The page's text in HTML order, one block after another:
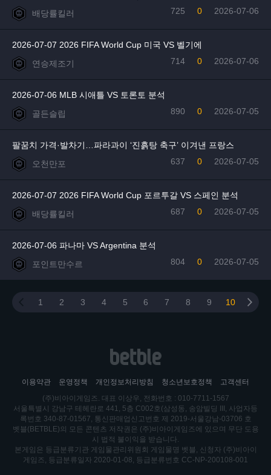
배당률킬러
2026-07-06
0
725
2026-07-07 2026 FIFA World Cup 미국 VS 벨기에
연승제조기
2026-07-06
0
714
2026-07-06 MLB 시애틀 VS 토론토 분석
골든슬립
2026-07-05
0
890
팔꿈치 가격·발차기…파라과이 ‘진흙탕 축구’ 이겨낸 프랑스
오천만포
2026-07-05
0
637
2026-07-07 2026 FIFA World Cup 포르투갈 VS 스페인 분석
배당률킬러
2026-07-05
0
687
2026-07-06 파나마 VS Argentina 분석
포인트만수르
2026-07-05
0
804
1 2 3 4 5 6 7 8 9 10
이용약관 운영정책 개인정보처리방침 청소년보호정책
고객센터
(주)비아이게임즈. 대표 이상우, 전화번호 : 010-7711-1567
서울특별시 강남구 테헤란로 441, 5층 C002호(삼성동, 송암빌딩 III, 사업자등
록번호 340-87-01567, 통신판매업신고번호 제 2019-서울강남-03706 호
벳블(BETBLE)의 모든 콘텐츠 저작권은 (주)비아이게임즈에 있으며 무단 도용
시 법적 불이익을 받습니다.
본게임은 등급분류기관 게임물관리위원회 게임물명 벳블, 신청자 (주)비아이
게임즈, 등급분류일자 2020-01-08, 등급분류번호 CC-NP-200108-001